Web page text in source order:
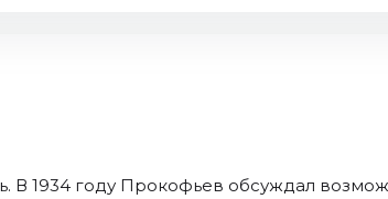
В 1934 году Прокофьев обсуждал